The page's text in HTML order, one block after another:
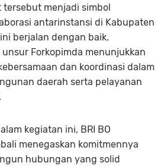
tersebut menjadi simbol
antarinstansi di Kabupaten
berjalan dengan baik.
Forkopimda menunjukkan
dan koordinasi dalam
daerah serta pelayanan
kegiatan ini, BRI BO
menegaskan komitmennya
hubungan yang solid